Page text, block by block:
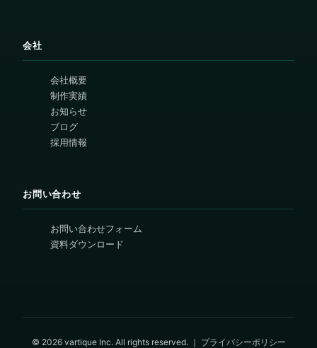
会社
会社概要
制作実績
お知らせ
ブログ
採用情報
お問い合わせ
お問い合わせフォーム
資料ダウンロード
© 2026 vartique Inc. All rights reserved. ｜ プライバシーポリシー